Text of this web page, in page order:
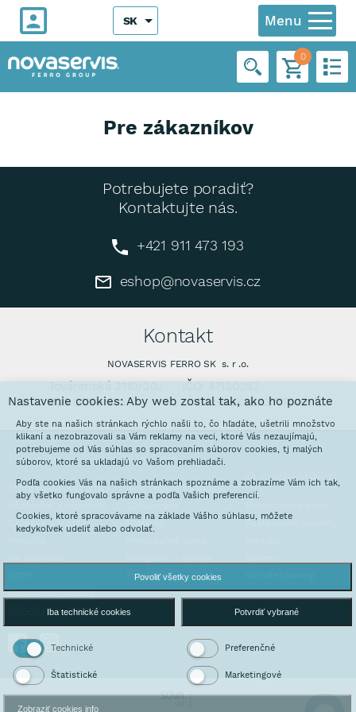
Menu
SK
0
Pre zákazníkov
Potrebujete poradiť?
Kontaktujte nás.
+421 911 473 193
eshop@novaservis.cz
Kontakt
NOVASERVIS FERRO SK s. r .o.
Továrenská 3110/20J
905 01 Senica
IČO: 47130253
IČ DPH: SK2023771640
Pre zákazníkov
Prečo nakupovať u nás
Doprava a platba
Nastavenie cookies
Aktuality
Interaktívne katalógy
Stoláreň
Pomáhame
O spoločnosti
Realizované projekty
Sledujte nás
Nastavenie cookies: Aby web zostal tak, ako ho poznáte
Aby ste na našich stránkach rýchlo našli to, čo hľadáte, ušetrili množstvo
klikaní a nezobrazovali sa Vám reklamy na veci, ktoré Vás nezaujímajú,
potrebujeme od Vás súhlas so spracovaním súborov cookies, tj malých
súborov, ktoré sa ukladajú vo Vašom prehliadači.
Podľa cookies Vás na našich stránkach spoznáme a zobrazíme Vám ich tak,
aby všetko fungovalo správne a podľa Vašich preferencií.
Cookies, ktoré spracovávame na základe Vášho súhlasu, môžete
kedykoľvek udeliť alebo odvolať.
Iba technické cookies Potvrdiť vybrané
Povoliť všetky cookies
Technické Preferenčné
Štatistické Marketingové
Zobraziť cookies info